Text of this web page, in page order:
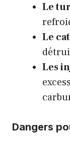
Le
Le
Les
Dangers